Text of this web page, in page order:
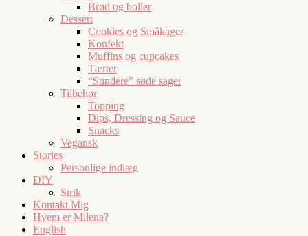
Brød og boller
Dessert
Cookies og Småkager
Konfekt
Muffins og cupcakes
Tærter
“Sundere” søde sager
Tilbehør
Topping
Dips, Dressing og Sauce
Snacks
Vegansk
Stories
Personlige indlæg
DIY
Strik
Kontakt Mig
Hvem er Milena?
English